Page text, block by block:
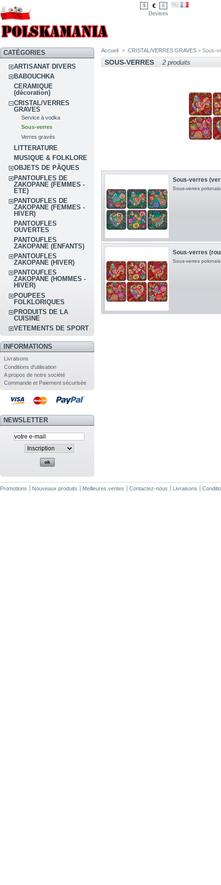
$ € £
Devises
CATÉGORIES
ARTISANAT DIVERS
BABOUCHKA
CERAMIQUE
(décoration)
CRISTAL/VERRES
GRAVES
Service à vodka
Sous-verres
Verres gravés
LITTERATURE
MUSIQUE & FOLKLORE
OBJETS DE PÂQUES
PANTOUFLES DE
ZAKOPANE (FEMMES -
ETE)
PANTOUFLES DE
ZAKOPANE (FEMMES -
HIVER)
PANTOUFLES
OUVERTES
PANTOUFLES
ZAKOPANE (ENFANTS)
PANTOUFLES
ZAKOPANE (HIVER)
PANTOUFLES
ZAKOPANE (HOMMES -
HIVER)
POUPEES
FOLKLORIQUES
PRODUITS DE LA
CUISINE
VETEMENTS DE SPORT
INFORMATIONS
Livraisons
Conditions d'utilisation
A propos de notre société
Commande et Paiement sécurisée
NEWSLETTER
Accueil > CRISTAL/VERRES GRAVES > Sous-
SOUS-VERRES 2 produits
Sous-verres
Sous-verres polonais
Sous-verres
Sous-verres polonais
Promotions Nouveaux produits Meilleures ventes Contactez-nous Livraisons